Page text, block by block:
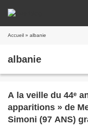
Accueil » albanie
albanie
A la veille du 44ᵉ
apparitions » de
Simoni (97 ANS)